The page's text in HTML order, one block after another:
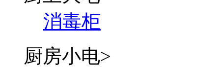
消毒柜
厨房小电>